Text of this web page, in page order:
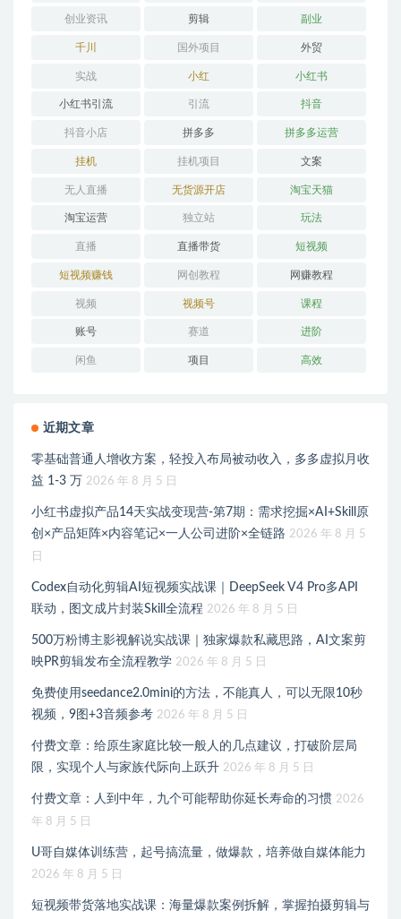
创业资讯 剪辑 副业
千川 国外项目 外贸
实战 小红 小红书
小红书引流 引流 抖音
抖音小店 拼多多 拼多多运营
挂机 挂机项目 文案
无人直播 无货源开店 淘宝天猫
淘宝运营 独立站 玩法
直播 直播带货 短视频
短视频赚钱 网创教程 网赚教程
视频 视频号 课程
账号 赛道 进阶
闲鱼 项目 高效
近期文章
零基础普通人增收方案，轻投入布局被动收入，多多虚拟月收
益 1-3 万 2026 年 8 月 5 日
小红书虚拟产品14天实战变现营-第7期：需求挖掘×AI+Skill原
创×产品矩阵×内容笔记×一人公司进阶×全链路 2026 年 8 月 5
日
Codex自动化剪辑AI短视频实战课｜DeepSeek V4 Pro多API
联动，图文成片封装Skill全流程 2026 年 8 月 5 日
500万粉博主影视解说实战课｜独家爆款私藏思路，AI文案剪
映PR剪辑发布全流程教学 2026 年 8 月 5 日
免费使用seedance2.0mini的方法，不能真人，可以无限10秒
视频，9图+3音频参考 2026 年 8 月 5 日
付费文章：给原生家庭比较一般人的几点建议，打破阶层局
限，实现个人与家族代际向上跃升 2026 年 8 月 5 日
付费文章：人到中年，九个可能帮助你延长寿命的习惯 2026
年 8 月 5 日
U哥自媒体训练营，起号搞流量，做爆款，培养做自媒体能力
2026 年 8 月 5 日
短视频带货落地实战课：海量爆款案例拆解，掌握拍摄剪辑与